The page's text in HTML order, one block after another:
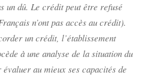
un dû. Le crédit peut être refusé
n’ont pas accès au crédit).
un crédit, l’établissement
à une analyse de la situation du
au mieux ses capacités de